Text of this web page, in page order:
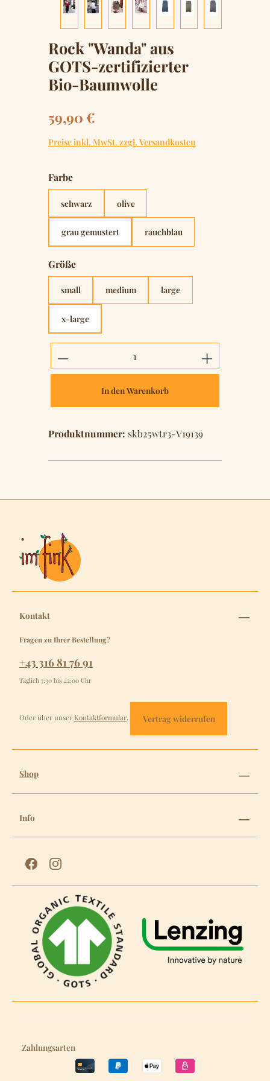
Rock "Wanda" aus
GOTS-zertifizierter
Bio-Baumwolle
Regulärer Preis:
59,90 €
Preise inkl. MwSt. zzgl. Versandkosten
Farbeauswählen
schwarz olive
grau gemustert rauchblau
Größeauswählen
small medium large
x-large
Produkt Anzahl: Gib den
In den Warenkorb
Produktnummer: skb25wtr3-V19139
Kontakt
Fragen zu Ihrer Bestellung?
+43 316 81 76 91
Täglich 7:30 bis 22:00 Uhr
Oder über unser Kontaktformular. Vertrag widerrufen
Shop
Info
Zahlungsarten